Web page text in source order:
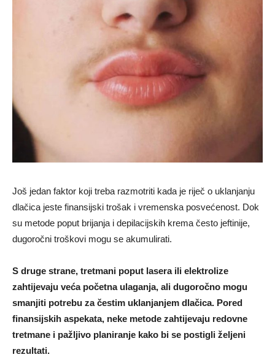
Još jedan faktor koji treba razmotriti kada je riječ o uklanjanju
dlačica jeste finansijski trošak i vremenska posvećenost. Dok
su metode poput brijanja i depilacijskih krema često jeftinije,
dugoročni troškovi mogu se akumulirati.
S druge strane, tretmani poput lasera ili elektrolize
zahtijevaju veća početna ulaganja, ali dugoročno mogu
smanjiti potrebu za čestim uklanjanjem dlačica. Pored
finansijskih aspekata, neke metode zahtijevaju redovne
tretmane i pažljivo planiranje kako bi se postigli željeni
rezultati.